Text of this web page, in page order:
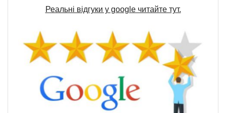
Реальні відгуки у google читайте тут.